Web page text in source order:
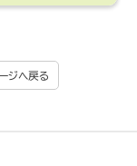
ジへ戻る